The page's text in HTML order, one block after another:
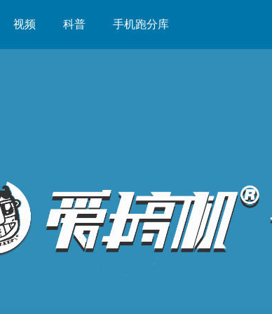
视频 科普 手机跑分库